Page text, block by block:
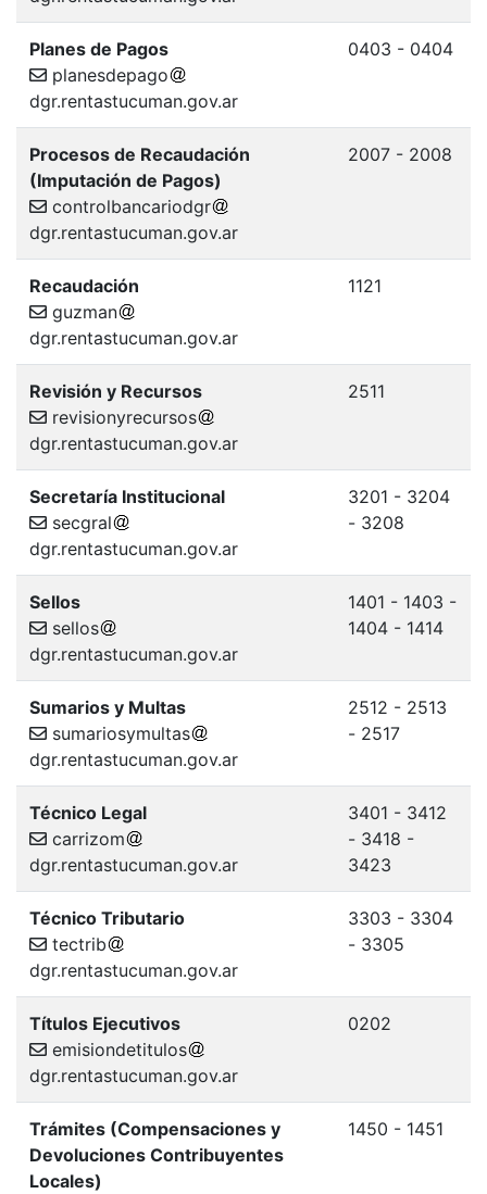
Planes de Pagos
planesdepago
dgr.rentastucuman.gov.ar
0403 - 0404
Procesos de Recaudación
(Imputación de Pagos)
controlbancariodgr
dgr.rentastucuman.gov.ar
2007 - 2008
Recaudación
guzman
dgr.rentastucuman.gov.ar
1121
Revisión y Recursos
revisionyrecursos
dgr.rentastucuman.gov.ar
2511
Secretaría Institucional
secgral
dgr.rentastucuman.gov.ar
3201 - 3204
- 3208
Sellos
sellos
dgr.rentastucuman.gov.ar
1401 - 1403 -
1404 - 1414
Sumarios y Multas
sumariosymultas
dgr.rentastucuman.gov.ar
2512 - 2513
- 2517
Técnico Legal
carrizom
dgr.rentastucuman.gov.ar
3401 - 3412
- 3418 -
3423
Técnico Tributario
tectrib
dgr.rentastucuman.gov.ar
3303 - 3304
- 3305
Títulos Ejecutivos
emisiondetitulos
dgr.rentastucuman.gov.ar
0202
Trámites (Compensaciones y
Devoluciones Contribuyentes
Locales)
1450 - 1451